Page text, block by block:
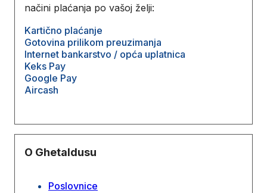
načini plaćanja po vašoj želji:
Kartično plaćanje
Gotovina prilikom preuzimanja
Internet bankarstvo / opća uplatnica
Keks Pay
Google Pay
Aircash
O Ghetaldusu
Poslovnice